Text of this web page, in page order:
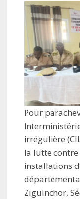
Pour
irrégulière
la lutte contre
installations
Ziguinchor,